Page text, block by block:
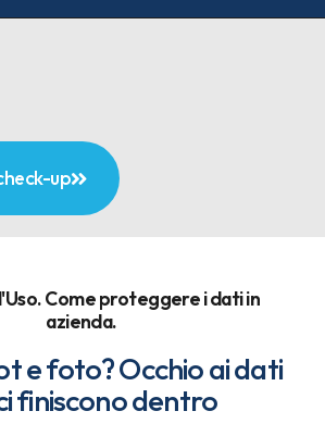
up
Come proteggere i dati in
azienda.
e foto? Occhio ai dati
finiscono dentro